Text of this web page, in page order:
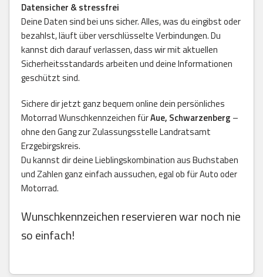
Datensicher & stressfrei
Deine Daten sind bei uns sicher. Alles, was du eingibst oder
bezahlst, läuft über verschlüsselte Verbindungen. Du
kannst dich darauf verlassen, dass wir mit aktuellen
Sicherheitsstandards arbeiten und deine Informationen
geschützt sind.
Sichere dir jetzt ganz bequem online dein persönliches
Motorrad Wunschkennzeichen fürAue, Schwarzenberg –
ohne den Gang zur Zulassungsstelle Landratsamt
Erzgebirgskreis.
Du kannst dir deine Lieblingskombination aus Buchstaben
und Zahlen ganz einfach aussuchen, egal ob für Auto oder
Motorrad.
Wunschkennzeichen reservieren war noch nie
so einfach!